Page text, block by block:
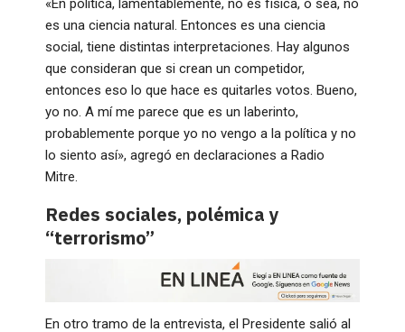
«En política, lamentablemente, no es física, o sea, no
es una ciencia natural. Entonces es una ciencia
social, tiene distintas interpretaciones. Hay algunos
que consideran que si crean un competidor,
entonces eso lo que hace es quitarles votos. Bueno,
yo no. A mí me parece que es un laberinto,
probablemente porque yo no vengo a la política y no
lo siento así», agregó en declaraciones a Radio
Mitre.
Redes sociales, polémica y
“terrorismo”
En otro tramo de la entrevista, el Presidente salió al